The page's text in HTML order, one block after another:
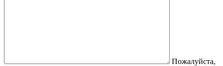
Пожалуйста,